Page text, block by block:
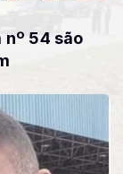
nº 54 são